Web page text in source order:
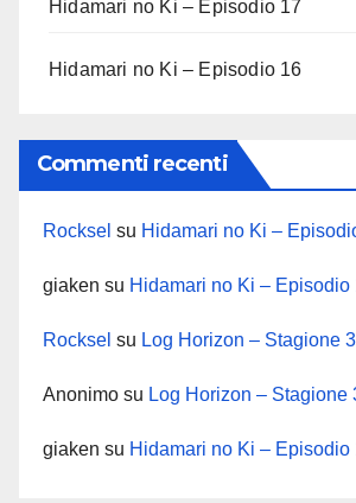
Hidamari no Ki – Episodio 17
Hidamari no Ki – Episodio 16
Commenti recenti
Rocksel su Hidamari no Ki –
giaken su Hidamari no Ki – Episodio
Rocksel su Log Horizon – Stagione 3
Anonimo su Log Horizon – Stagione
giaken su Hidamari no Ki – Episodio